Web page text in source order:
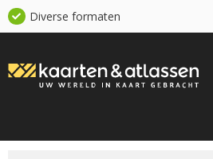
Diverse formaten